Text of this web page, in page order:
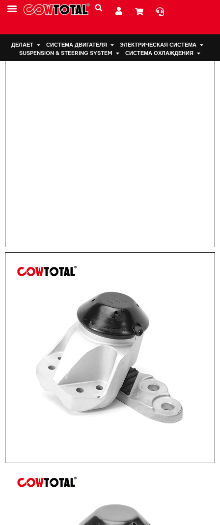
ДЕЛАЕТ СИСТЕМА ДВИГАТЕЛЯ
ЭЛЕКТРИЧЕСКАЯ СИСТЕМА
SUSPENSION & STEERING SYSTEM
СИСТЕМА ОХЛАЖДЕНИЯ
> Подвеска двигателя FB5Z-6038-A для Ford